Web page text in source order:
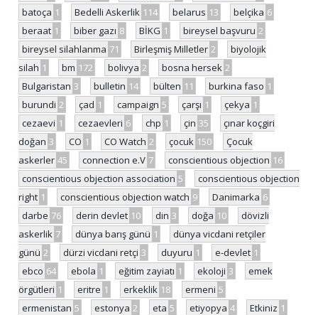
batoça 1 Bedelli Askerlik 114 belarus 13 belçika 6
beraat 1 biber gazı 8 BİKG 1 bireysel başvuru 2
bireysel silahlanma 71 Birleşmiş Milletler 2
biyolojik
silah 1 bm 172 bolivya 2 bosna hersek 2
Bulgaristan 3 bulletin 14 bülten 11 burkina faso 1
burundi 2 çad 1 campaign 5 çarşı 1 çekya 1
cezaevi 1 cezaevleri 6 chp 1 çin 35
çınar koçgiri
doğan 3 CO 1 CO Watch 2 çocuk 150
Çocuk
askerler 45 connection e.V 7 conscientious objection 16
conscientious objection association 5
conscientious objection
right 1 conscientious objection watch 9 Danimarka 6
darbe 76 derin devlet 10 din 3 doğa 10
dövizli
askerlik 7 dünya barış günü 1
dünya vicdani retçiler
günü 2 dürzi vicdani retçi 3 duyuru 1 e-devlet 1
ebco 64 ebola 1 eğitim zayiatı 1 ekoloji 3
emek
örgütleri 1 eritre 1 erkeklik 18 ermeni 5
ermenistan 5 estonya 2 eta 5 etiyopya 4 Etkiniz 1